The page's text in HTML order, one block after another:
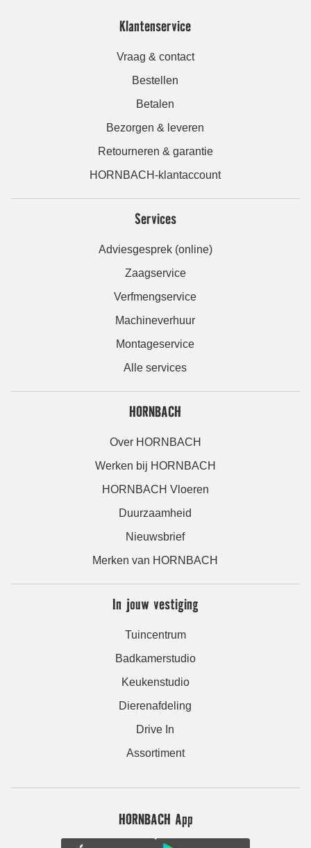
Klantenservice
Vraag & contact
Bestellen
Betalen
Bezorgen & leveren
Retourneren & garantie
HORNBACH-klantaccount
Services
Adviesgesprek (online)
Zaagservice
Verfmengservice
Machineverhuur
Montageservice
Alle services
HORNBACH
Over HORNBACH
Werken bij HORNBACH
HORNBACH Vloeren
Duurzaamheid
Nieuwsbrief
Merken van HORNBACH
In jouw vestiging
Tuincentrum
Badkamerstudio
Keukenstudio
Dierenafdeling
Drive In
Assortiment
HORNBACH App